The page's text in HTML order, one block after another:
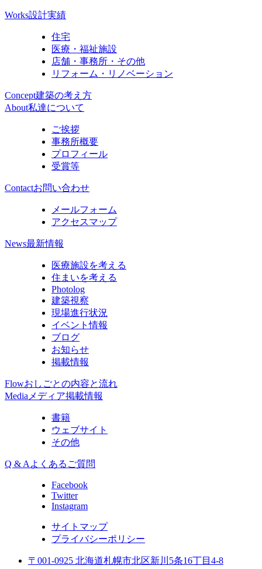
Works設計実績
住宅
医療・福祉施設
店舗・事務所・その他
リフォーム・リノベーション
Concept建築の考え方
About私達について
ご挨拶
事務所概要
プロフィール
受賞等
Contactお問い合わせ
メールフォーム
アクセスマップ
News最新情報
医療施設を考える
住まいを考える
Photolog
建築視察
現場進行状況
イベント情報
ブログ
お知らせ
掲載情報
Flowおしごとの内容と流れ
Media メディア掲載情報
書籍
ウェブサイト
その他
Q & A よくあるご質問
Facebook
Twitter
Instagram
サイトマップ
プライバシーポリシー
〒001-0925 北海道札幌市北区新川5条16丁目4-8